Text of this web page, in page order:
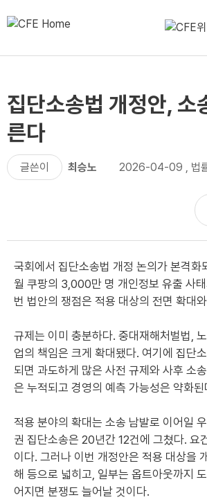
집단소송법 개정안, 소
른다
글쓴이 최승노 2026-04-09 , 법
국회에서 집단소송법 개정 논의가 본격화
월 쿠팡의 3,000만 명 개인정보 유출 사태
번 법안의 쟁점은 적용 대상의 전면 확대
규제는 이미 충분하다. 중대재해처벌법,
업의 책임은 크게 확대됐다. 여기에 집단
되면 과도하게 많은 사전 규제와 사후 소
은 누적되고 경영의 예측 가능성은 약화된
적용 분야의 확대는 소송 남발로 이어일
권 집단소송은 20년간 12건에 그쳤다. 요
이다. 그러나 이번 개정안은 적용 대상을
해 등으로 넓히고, 일부는 옵트아웃까지
어지면 분쟁도 늘어날 것이다.